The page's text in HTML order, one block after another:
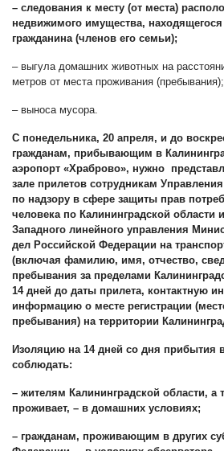
– следования к месту (от места)
недвижимого имущества, находящегося
гражданина (членов его семьи);
– выгула домашних животных на
метров от места проживания (пребывания);
– выноса мусора.
С понедельника, 20 апреля, и до
гражданам, прибывающим в
аэропорт «Храброво», нужно
зале прилетов сотрудникам
по надзору в сфере защиты прав
человека по Калининградской области
Западного линейного управления
дел Российской Федерации на
(включая фамилию, имя, отчество,
пребывания за пределами
14 дней до даты прилета, контактную
информацию о месте регистрации
пребывания) на территории
Изоляцию на 14 дней со дня прибытия
соблюдать:
– жителям Калининградской области, а
проживает, – в домашних условиях;
– гражданам, проживающим в других